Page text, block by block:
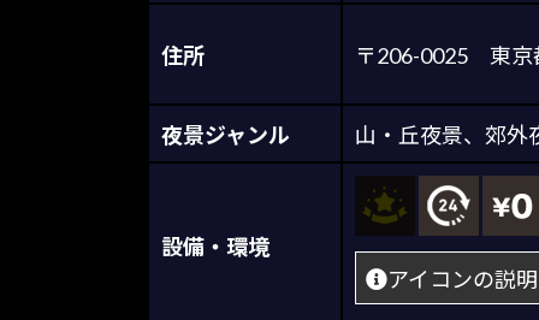
住所 〒206-0025 東
夜景ジャンル 山・丘夜景、 郊外
設備・環境
アイコンの説明